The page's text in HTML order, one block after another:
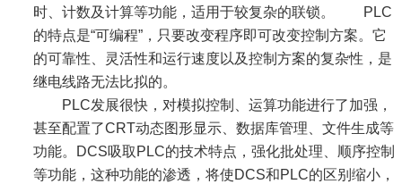
时、计数及计算等功能，适用于较复杂的联锁。 PLC
的特点是“可编程”，只要改变程序即可改变控制方案。它
的可靠性、灵活性和运行速度以及控制方案的复杂性，是
继电线路无法比拟的。
PLC发展很快，对模拟控制、运算功能进行了加强，
甚至配置了CRT动态图形显示、数据库管理、文件生成等
功能。DCS吸取PLC的技术特点，强化批处理、顺序控制
等功能，这种功能的渗透，将使DCS和PLC的区别缩小，